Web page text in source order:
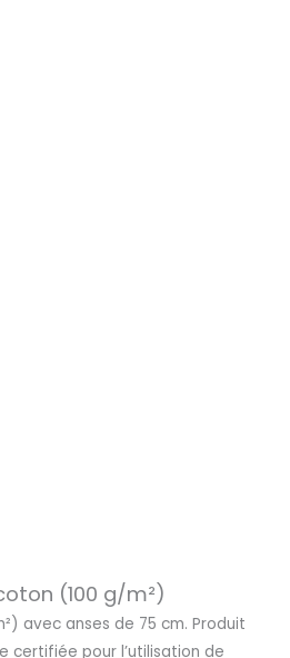
coton (100 g/m²)
avec anses de 75 cm. Produit
certifiée pour l’utilisation de